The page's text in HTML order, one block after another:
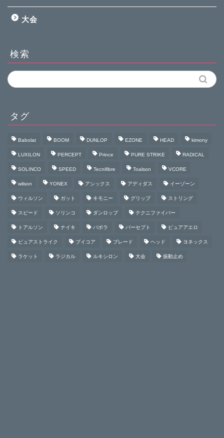
大会
検索
タグ
Babolat BOOM DUNLOP EZONE HEAD kimony
LUXILON PERCEPT Prince PURE STRIKE RADICAL
SOLINCO SPEED Tecnifibre Toalson VCORE
wilson YONEX アシックス アディダス イーゾーン
ウィルソン ガット キモニー グリップ ストリング
スピード ソリンコ ダンロップ テクニファイバー
トアルソン ナイキ バボラ パーセプト ピュアアエロ
ピュアストライク ブイコア ブレード ヘッド ヨネックス
ラケット ラジカル ルキシロン 大会 振動止め